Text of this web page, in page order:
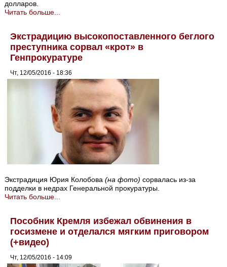
долларов.
Читать больше...
Экстрадицию высокопоставленного беглого
преступника сорвал «крот» в
Генпрокуратуре
Чт, 12/05/2016 - 18:36
Экстрадиция Юрия Колобова(на фото) сорвалась из-за
подделки в недрах Генеральной прокуратуры.
Читать больше...
Пособник Кремля избежал обвинения в
госизмене и отделался мягким приговором
(+видео)
Чт, 12/05/2016 - 14:09